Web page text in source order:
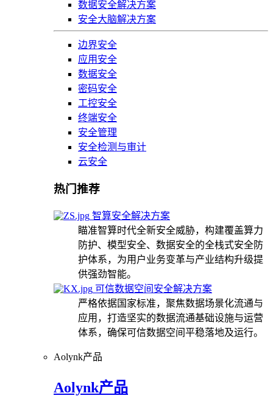
数据安全解决方案
安全大脑解决方案
边界安全
应用安全
数据安全
密码安全
工控安全
终端安全
安全管理
安全检测与审计
云安全
热门推荐
智算安全解决方案
瞄准智算时代全新安全威胁，构建覆盖算力
防护、模型安全、数据安全的全栈式安全防
护体系，为用户业务变革与产业结构升级提
供强劲智能。
可信数据空间安全解决方案
严格依据国家标准，聚焦数据场景化流通与
应用，打造坚实的数据流通基础设施与运营
体系，确保可信数据空间平稳落地及运行。
Aolynk产品
Aolynk产品